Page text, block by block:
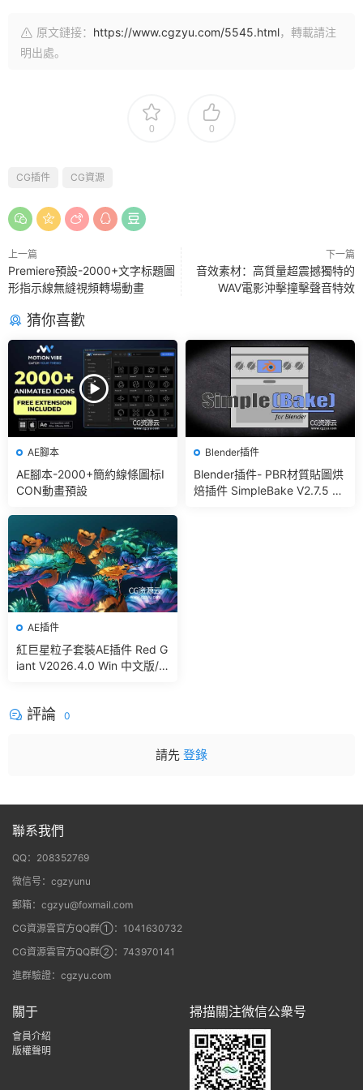
原文鏈接： https://www.cgzyu.com/5545.html，轉載請注
明出處。
0 0
CG插件 CG資源
上一篇
Premiere預設-2000+文字标題圖
形指示線無縫視頻轉場動畫
下一篇
音效素材：高質量超震撼獨特的
WAV電影沖擊撞擊聲音特效
猜你喜歡
AE腳本
AE腳本-2000+簡約線條圖标I
CON動畫預設
Blender插件
Blender插件- PBR材質貼圖烘
焙插件 SimpleBake V2.7.5 –
AE插件
紅巨星粒子套裝AE插件 Red G
iant V2026.4.0 Win 中文版/
評論 0
請先 登錄
聯系我們
QQ：208352769
微信号：cgzyunu
郵箱：cgzyu@foxmail.com
CG資源雲官方QQ群①：1041630732
CG資源雲官方QQ群②：743970141
進群驗證：cgzyu.com
關于
會員介紹
版權聲明
掃描關注微信公衆号